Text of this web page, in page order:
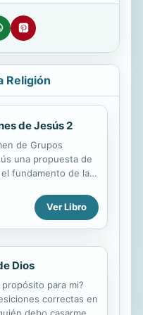
Religión
de Jesús 2
de Grupos
una propuesta de
fundamento de la
de pastoral
un recurso para
que se le puede
propuesta
de evangelización
procesos
y hacerlo
Ver Libro
Dios
para mi?
correctas en